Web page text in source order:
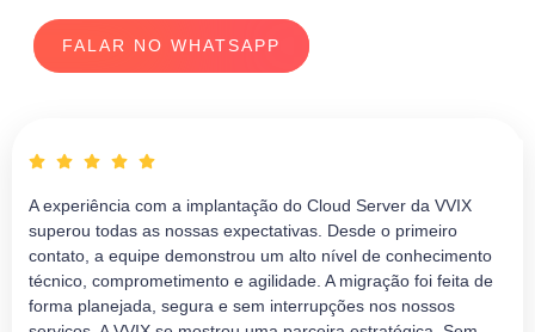
FALAR NO WHATSAPP
A experiência com a implantação do Cloud Server da VVIX
superou todas as nossas expectativas. Desde o primeiro
contato, a equipe demonstrou um alto nível de conhecimento
técnico, comprometimento e agilidade. A migração foi feita de
forma planejada, segura e sem interrupções nos nossos